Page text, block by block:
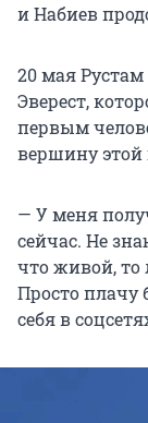
и Набиев
20 мая
Эверест,
первым
вершину этой
— У меня
сейчас. Не
что живой, то
Просто плачу
себя в